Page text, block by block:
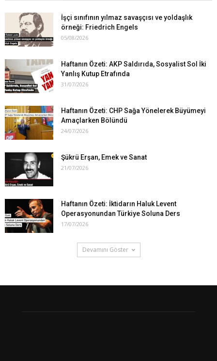
İşçi sınıfının yılmaz savaşçısı ve yoldaşlık
örneği: Friedrich Engels
05/08/2026
Haftanın Özeti: AKP Saldırıda, Sosyalist Sol İki
Yanlış Kutup Etrafında
31/07/2026
Haftanın Özeti: CHP Sağa Yönelerek Büyümeyi
Amaçlarken Bölündü
24/07/2026
Şükrü Erşan, Emek ve Sanat
21/07/2026
Haftanın Özeti: İktidarın Haluk Levent
Operasyonundan Türkiye Soluna Ders
17/07/2026
Devamını Göster